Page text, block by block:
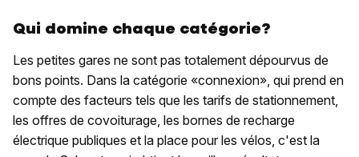
Qui domine chaque catégorie?
Les petites gares ne sont pas totalement dépourvus de
bons points. Dans la catégorie «connexion», qui prend en
compte des facteurs tels que les tarifs de stationnement,
les offres de covoiturage, les bornes de recharge
électrique publiques et la place pour les vélos, c'est la